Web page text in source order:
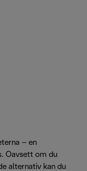
– en
Oavsett om du
alternativ kan du